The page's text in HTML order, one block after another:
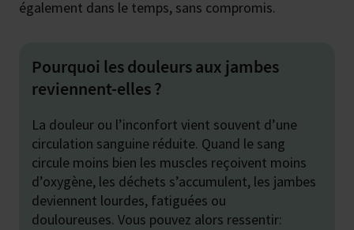
également dans le temps, sans compromis.
Pourquoi les douleurs aux jambes
reviennent-elles ?
La douleur ou l’inconfort vient souvent d’une
circulation sanguine réduite. Quand le sang
circule moins bien les muscles reçoivent moins
d’oxygène, les déchets s’accumulent, les jambes
deviennent lourdes, fatiguées ou
douloureuses. Vous pouvez alors ressentir: